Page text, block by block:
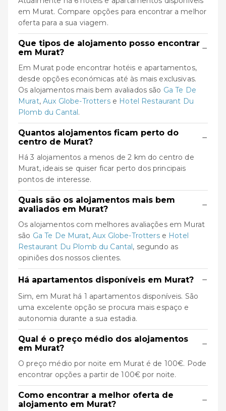
em Murat. Compare opções para encontrar a melhor
oferta para a sua viagem.
Que tipos de alojamento posso encontrar
em Murat?
−
Em Murat pode encontrar hotéis e apartamentos,
desde opções económicas até às mais exclusivas.
Os alojamentos mais bem avaliados são Ga Te De
Murat,Aux Globe-Trotterse Hotel Restaurant Du
Plomb du Cantal.
Quantos alojamentos ficam perto do
centro de Murat?
−
Há 3 alojamentos a menos de 2 km do centro de
Murat, ideais se quiser ficar perto dos principais
pontos de interesse.
Quais são os alojamentos mais bem
avaliados em Murat?
−
Os alojamentos com melhores avaliações em Murat
são Ga Te De Murat,Aux Globe-Trotterse Hotel
Restaurant Du Plomb du Cantal, segundo as
opiniões dos nossos clientes.
Há apartamentos disponíveis em Murat? −
Sim, em Murat há 1 apartamentos disponíveis. São
uma excelente opção se procura mais espaço e
autonomia durante a sua estadia.
Qual é o preço médio dos alojamentos
em Murat?
−
O preço médio por noite em Murat é de 100€. Pode
encontrar opções a partir de 100€ por noite.
Como encontrar a melhor oferta de
alojamento em Murat?
−